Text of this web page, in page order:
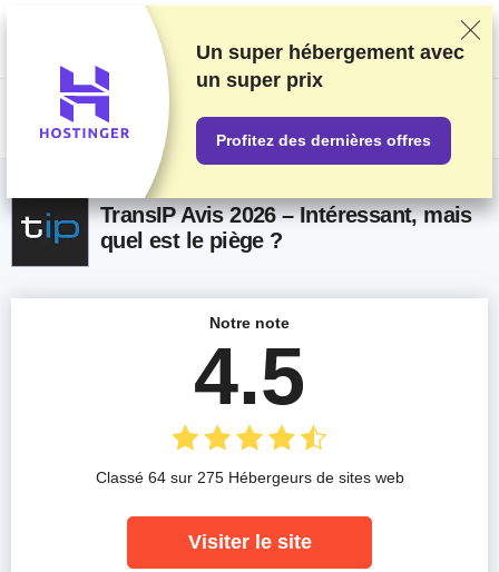
Nous classons nos produits sur la base de tests et de recherches
rigoureux, mais nous tenons également compte de vos commentaires et
des accords commerciaux conclus avec les fournisseurs. Cette page
contient des liens d'affiliation.Information sur la publicité.
US$
TransIP Avis 2026 – Intéressant, mais
quel est le piège ?
Notre note
4.5
Classé 64 sur 275 Hébergeurs de sites web
Visiter le site
Un super hébergement avec
un super prix
Profitez des dernières offres